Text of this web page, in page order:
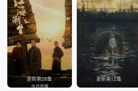
更新第28集 更新第12集